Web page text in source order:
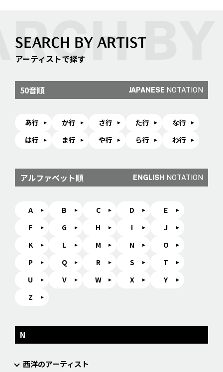
SEARCH BY ARTIST
アーティストで探す
50音順 JAPANESE NOTATION
あ行 か行 さ行 た行
な行
は行
ま行 や行 ら行 わ行
アルファベット順 ENGLISH NOTATION
A B C D
E
F
G H I
J
K
L M N
O
P
Q R S
T
U
V W X
Y
Z
N
西洋のアーティスト